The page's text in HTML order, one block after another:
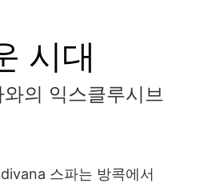
시대
의 익스클루시브
스파는 방콕에서